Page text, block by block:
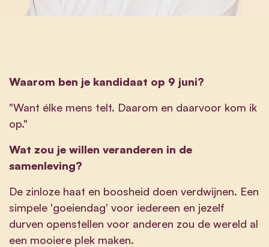
Waarom ben je kandidaat op 9 juni?
"Want élke mens telt. Daarom en daarvoor kom ik
op."
Wat zou je willen veranderen in de
samenleving?
De zinloze haat en boosheid doen verdwijnen. Een
simpele 'goeiendag' voor iedereen en jezelf
durven openstellen voor anderen zou de wereld al
een mooiere plek maken.